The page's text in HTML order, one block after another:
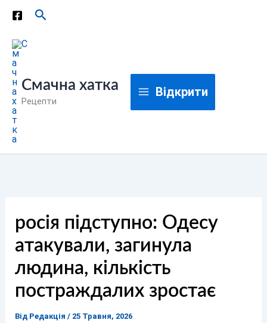
Перейти
вмісту
Пошук
Смачна хатка
Рецепти
Відкрити
росія підступно: Одесу
атакували, загинула
людина, кількість
постраждалих зростає
Від Редакція / 25 Травня, 2026